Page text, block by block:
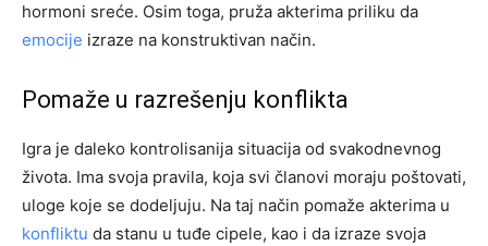
hormoni sreće. Osim toga, pruža akterima priliku da
emocije izraze na konstruktivan način.
Pomaže u razrešenju konflikta
Igra je daleko kontrolisanija situacija od svakodnevnog
života. Ima svoja pravila, koja svi članovi moraju poštovati,
uloge koje se dodeljuju. Na taj način pomaže akterima u
konfliktu da stanu u tuđe cipele, kao i da izraze svoja